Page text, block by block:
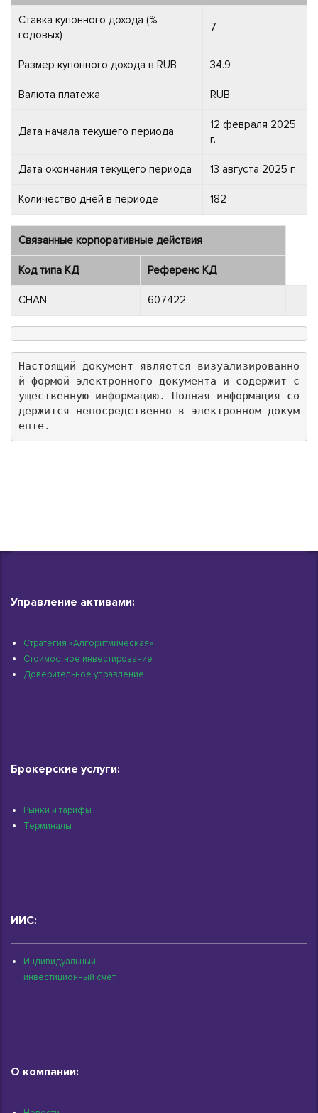
Ставка купонного дохода (%,
годовых)
7
Размер купонного дохода в RUB 34.9
Валюта платежа RUB
Дата начала текущего периода
12 февраля 2025
г.
Дата окончания текущего периода 13 августа 2025 г.
Количество дней в периоде 182
Связанные корпоративные действия
Код типа КД Референс КД
CHAN 607422
Настоящий документ является визуализированно
й формой электронного документа и содержит с
ущественную информацию. Полная информация со
держится непосредственно в электронном докум
енте.
Управление активами:
Стратегия «Алгоритмическая»
Стоимостное инвестирование
Доверительное управление
Брокерские услуги:
Рынки и тарифы
Терминалы
ИИС:
Индивидуальный
инвестиционный счет
О компании: